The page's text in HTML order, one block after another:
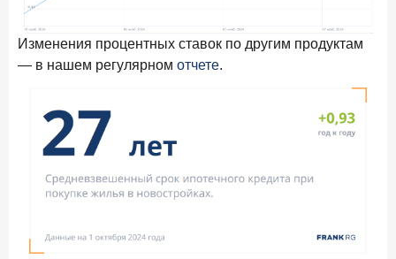
Изменения процентных ставок по другим продуктам
— в нашем регулярном отчете.